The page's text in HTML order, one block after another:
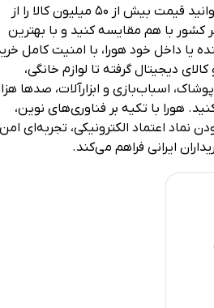
طراحی شده. در هورا می‌توانید قیمت بیش از ۵۰ میلیون کالا را از
با هم مقایسه کنید و با بهترین
داخل خود هورا، با امنیت کامل خرید
دیجیتال گرفته تا لوازم خانگی،
اسباب‌بازی و ابزارآلات، صدها هزار
با تکیه بر فناوری‌های نوین،
اعتماد الکترونیکی، تجربه‌ای امن،
ایرانی فراهم می‌کند.